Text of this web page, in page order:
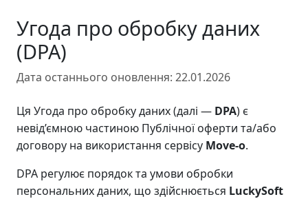
Угода про обробку даних
(DPA)
Дата останнього оновлення: 22.01.2026
Ця Угода про обробку даних (далі — DPA) є
невід’ємною частиною Публічної оферти та/або
договору на використання сервісу Move-o.
DPA регулює порядок та умови обробки
персональних даних, що здійснюється LuckySoft